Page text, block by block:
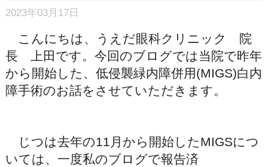
2023年03月17日
こんにちは、うえだ眼科クリニック 院
長 上田です。今回のブログでは当院で昨年
から開始した、低侵襲緑内障併用(MIGS)白内
障手術のお話をさせていただきます。
じつは去年の11月から開始したMIGSにつ
いては、一度私のブログで報告済